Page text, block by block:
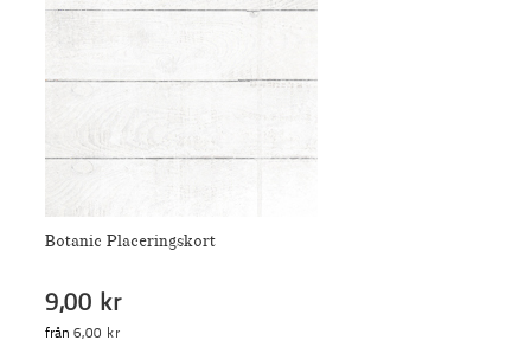
Botanic Placeringskort
9,00 kr
från 6,00 kr